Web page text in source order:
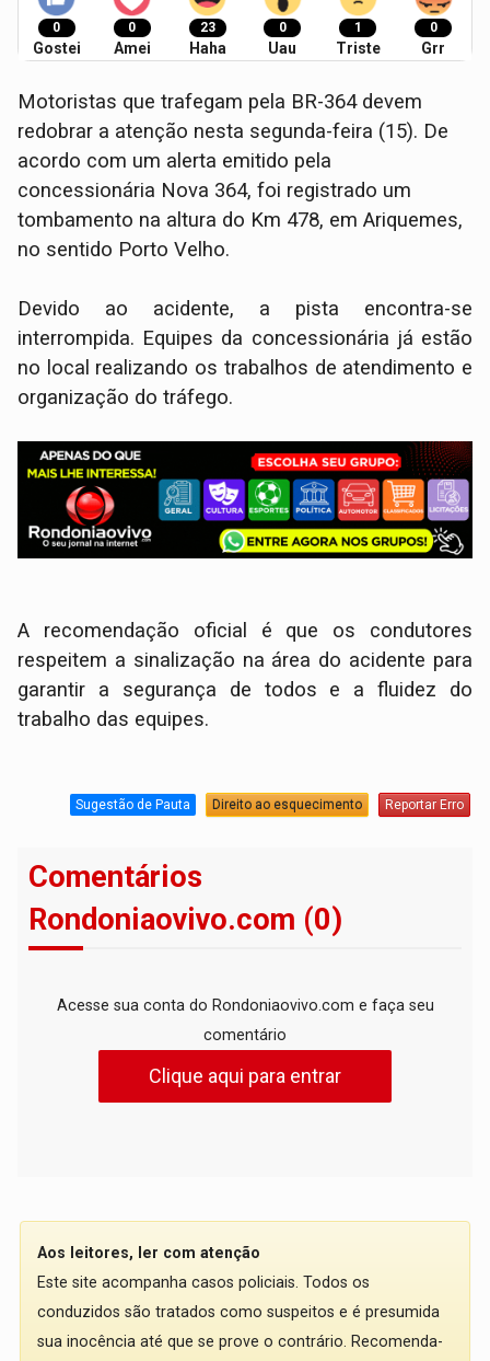
0
Gostei
0
Amei
23
Haha
0
Uau
1
Triste
0
Grr
Motoristas que trafegam pela BR-364 devem
redobrar a atenção nesta segunda-feira (15). De
acordo com um alerta emitido pela
concessionária Nova 364, foi registrado um
tombamento na altura do Km 478, em Ariquemes,
no sentido Porto Velho.
​Devido ao acidente, a pista encontra-se
interrompida. Equipes da concessionária já estão
no local realizando os trabalhos de atendimento e
organização do tráfego.
​A recomendação oficial é que os condutores
respeitem a sinalização na área do acidente para
garantir a segurança de todos e a fluidez do
trabalho das equipes.
Sugestão de Pauta Direito ao esquecimento Reportar Erro
Comentários
Rondoniaovivo.com (0)
Acesse sua conta do Rondoniaovivo.com e faça seu
comentário
Clique aqui para entrar
Aos leitores, ler com atenção
Este site acompanha casos policiais. Todos os
conduzidos são tratados como suspeitos e é presumida
sua inocência até que se prove o contrário. Recomenda-